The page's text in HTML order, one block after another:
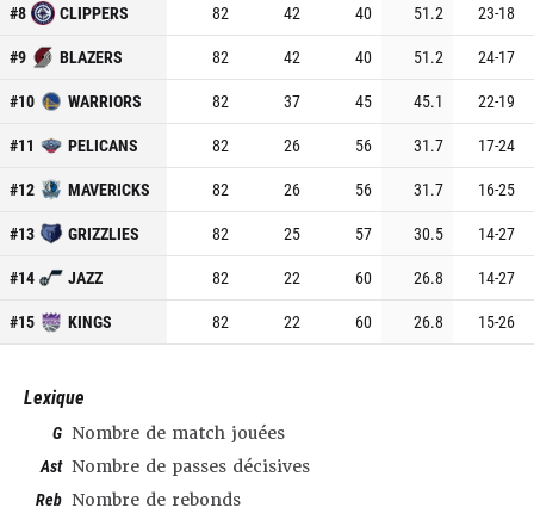
#8 CLIPPERS 82 42 40 51.2 23-18
#9 BLAZERS 82 42 40 51.2 24-17
#10 WARRIORS 82 37 45 45.1 22-19
#11 PELICANS 82 26 56 31.7 17-24
#12 MAVERICKS 82 26 56 31.7 16-25
#13 GRIZZLIES 82 25 57 30.5 14-27
#14 JAZZ 82 22 60 26.8 14-27
#15 KINGS 82 22 60 26.8 15-26
Lexique
G Nombre de match jouées
Ast Nombre de passes décisives
Reb Nombre de rebonds